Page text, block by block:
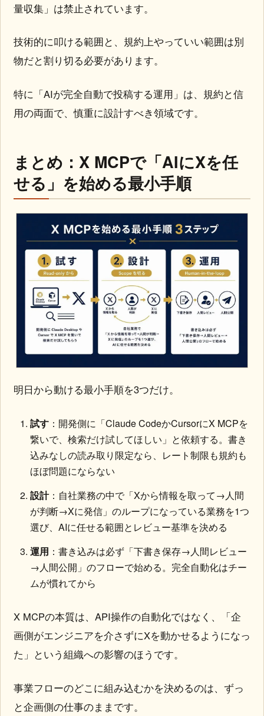
量収集」は禁止されています。
技術的に叩ける範囲と、規約上やっていい範囲は別
物だと割り切る必要があります。
特に「AIが完全自動で投稿する運用」は、規約と信
用の両面で、慎重に設計すべき領域です。
まとめ：X MCPで「AIにXを任
せる」を始める最小手順
明日から動ける最小手順を3つだけ。
試す ：開発側に「Claude CodeかCursorにX MCPを
繋いで、検索だけ試してほしい」と依頼する。書き
込みなしの読み取り限定なら、レート制限も規約も
ほぼ問題にならない
設計：自社業務の中で「Xから情報を取って→人間
が判断→Xに発信」のループになっている業務を1つ
選び、AIに任せる範囲とレビュー基準を決める
運用 ：書き込みは必ず「下書き保存→人間レビュー
→人間公開」のフローで始める。完全自動化はチー
ムが慣れてから
X MCPの本質は、API操作の自動化ではなく、「企
画側がエンジニアを介さずにXを動かせるようになっ
た」という組織への影響のほうです。
事業フローのどこに組み込むかを決めるのは、ずっ
と企画側の仕事のままです。